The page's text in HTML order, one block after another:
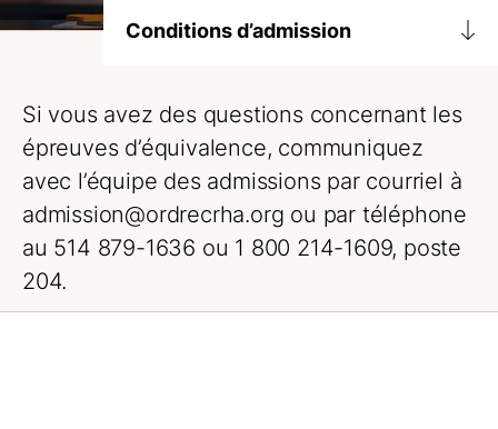
Conditions d’admission
Canadiens
Internationaux
Épreuves d’équivalence
Examen
Si vous avez des questions concernant les
épreuves d’équivalence, communiquez
avec l’équipe des admissions par courriel à
admission@ordrecrha.org ou par téléphone
au 514 879-1636 ou 1 800 214-1609, poste
204.